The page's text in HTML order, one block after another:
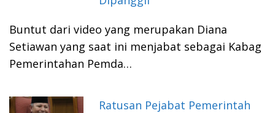
Buntut dari video yang merupakan Diana
Setiawan yang saat ini menjabat sebagai Kabag
Pemerintahan Pemda…
Ratusan Pejabat Pemerintah